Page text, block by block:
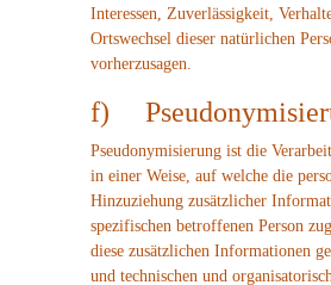
Interessen, Zuverlässigkeit,
Ortswechsel dieser natürlichen
vorherzusagen.
f)
Pseudonymisierung ist die
in einer Weise, auf welche die
Hinzuziehung zusätzlicher
spezifischen betroffenen Person
diese zusätzlichen Informationen
und technischen und